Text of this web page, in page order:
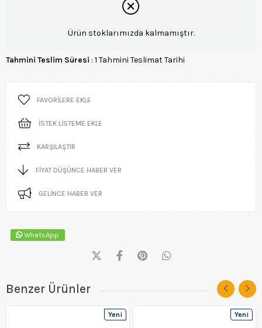
Ürün stoklarımızda kalmamıştır.
Tahmini Teslim Süresi : 1 Tahmini Teslimat Tarihi
FAVORILERE EKLE
İSTEK LISTEME EKLE
KARŞILAŞTIR
FIYAT DÜŞÜNCE HABER VER
GELINCE HABER VER
WhatsApp
Benzer Ürünler
Yeni
Yeni